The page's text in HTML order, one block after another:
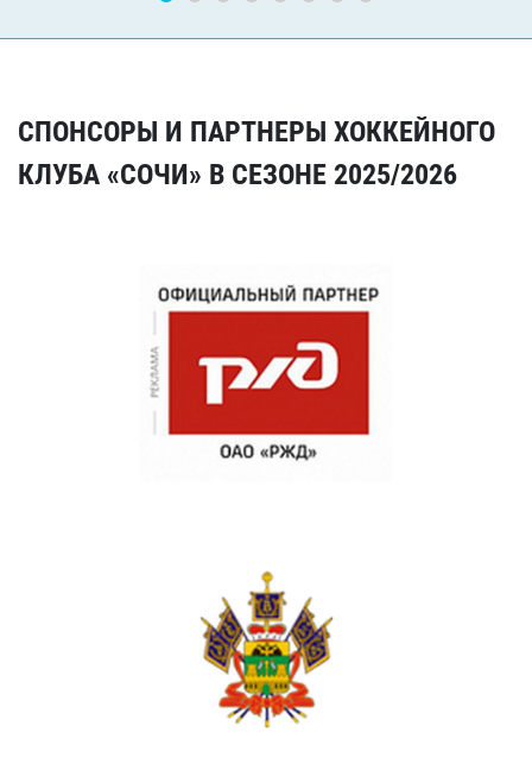
СПОНСОРЫ И ПАРТНЕРЫ ХОККЕЙНОГО
КЛУБА «СОЧИ» В СЕЗОНЕ 2025/2026